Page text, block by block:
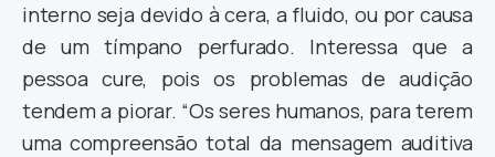
interno seja devido à cera, a fluido, ou por causa
de um tímpano perfurado. Interessa que a
pessoa cure, pois os problemas de audição
tendem a piorar. “Os seres humanos, para terem
uma compreensão total da mensagem auditiva